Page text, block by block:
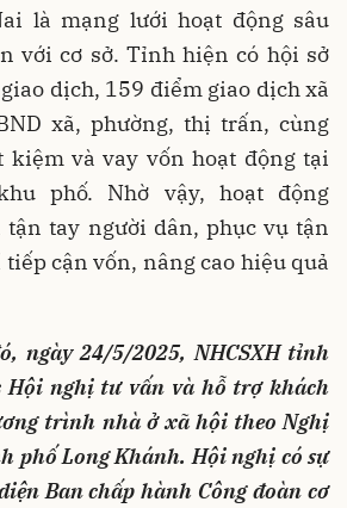
là mạng lưới hoạt động sâu
với cơ sở. Tỉnh hiện có hội sở
dịch, 159 điểm giao dịch xã
xã, phường, thị trấn, cùng
kiệm và vay vốn hoạt động tại
phố. Nhờ vậy, hoạt động
tận tay người dân, phục vụ tận
cận vốn, nâng cao hiệu quả
ngày 24/5/2025, NHCSXH tỉnh
Hội nghị tư vấn và hỗ trợ khách
trình nhà ở xã hội theo Nghị
phố Long Khánh. Hội nghị có sự
Ban chấp hành Công đoàn cơ